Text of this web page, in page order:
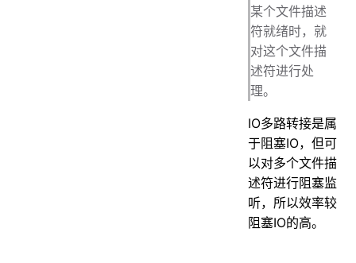
某个文件描述
符就绪时，就
对这个文件描
述符进行处
理。
IO多路转接是属
于阻塞IO，但可
以对多个文件描
述符进行阻塞监
听，所以效率较
阻塞IO的高。